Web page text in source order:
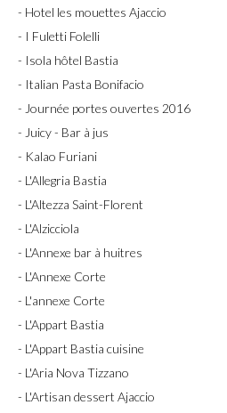
- Hotel les mouettes Ajaccio
- I Fuletti Folelli
- Isola hôtel Bastia
- Italian Pasta Bonifacio
- Journée portes ouvertes 2016
- Juicy - Bar à jus
- Kalao Furiani
- L'Allegria Bastia
- L'Altezza Saint-Florent
- L'Alzicciola
- L'Annexe bar à huitres
- L'Annexe Corte
- L'annexe Corte
- L'Appart Bastia
- L'Appart Bastia cuisine
- L'Aria Nova Tizzano
- L'Artisan dessert Ajaccio